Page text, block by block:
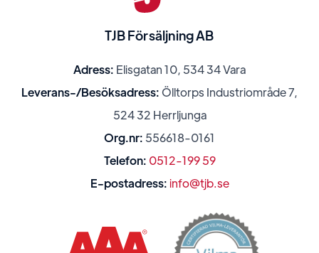
TJB Försäljning AB
Adress: Elisgatan 10, 534 34 Vara
Leverans-/Besöksadress: Ölltorps Industriområde 7,
524 32 Herrljunga
Org.nr: 556618-0161
Telefon: 0512-199 59
E-postadress: info@tjb.se